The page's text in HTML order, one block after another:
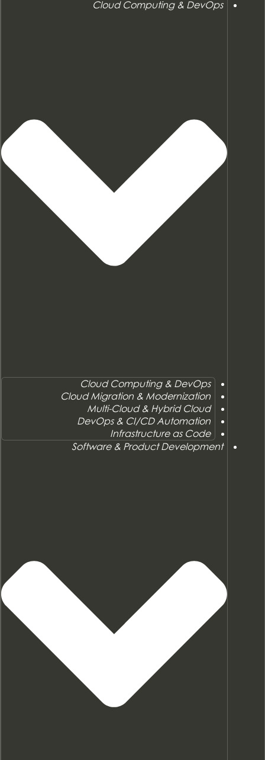
Cloud Computing & DevOps
Cloud Computing & DevOps
Cloud Migration & Modernization
Multi-Cloud & Hybrid Cloud
DevOps & CI/CD Automation
Infrastructure as Code
Software & Product Development